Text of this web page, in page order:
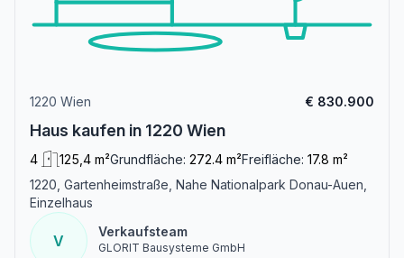
1220 Wien € 830.900
Haus kaufen in 1220 Wien
4 125,4 m²Grundfläche: 272.4 m²Freifläche: 17.8 m²
1220, Gartenheimstraße, Nahe Nationalpark Donau-Auen,
Einzelhaus
V
Verkaufsteam
GLORIT Bausysteme GmbH